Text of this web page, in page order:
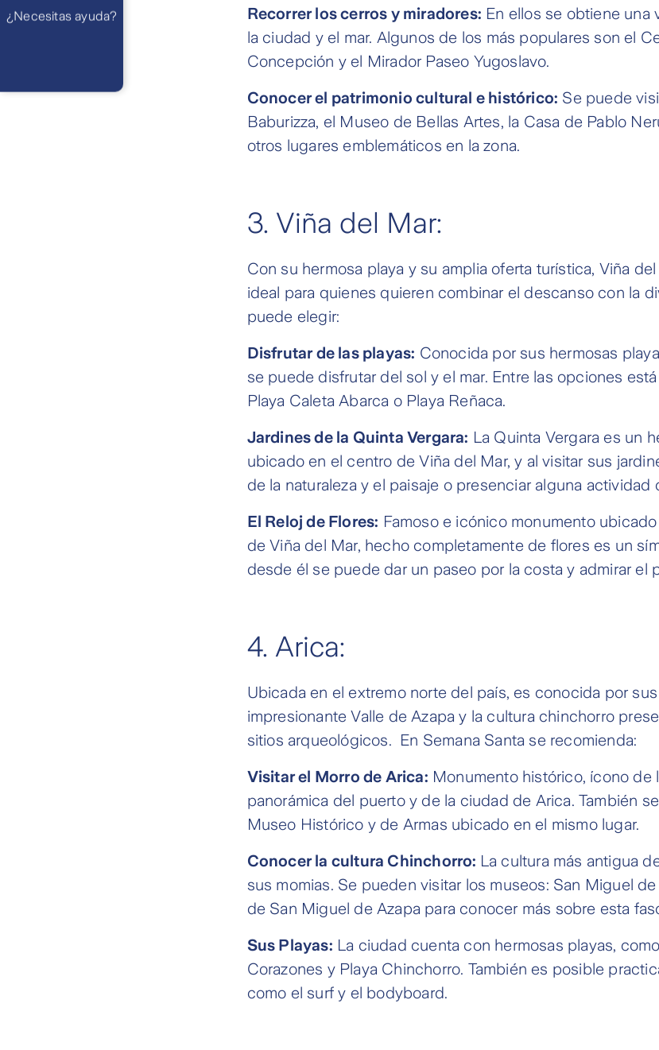
Recorrer los cerros y miradores: En ellos se obtiene una
la ciudad y el mar. Algunos de los más populares son el
Concepción y el Mirador Paseo Yugoslavo.
Conocer el patrimonio cultural e histórico: Se puede
Baburizza, el Museo de Bellas Artes, la Casa de Pablo
otros lugares emblemáticos en la zona.
3. Viña del Mar:
Con su hermosa playa y su amplia oferta turística, Viña
ideal para quienes quieren combinar el descanso con la
puede elegir:
Disfrutar de las playas: Conocida por sus hermosas
se puede disfrutar del sol y el mar. Entre las opciones
Playa Caleta Abarca o Playa Reñaca.
Jardines de la Quinta Vergara: La Quinta Vergara es un
ubicado en el centro de Viña del Mar, y al visitar sus
de la naturaleza y el paisaje o presenciar alguna actividad
El Reloj de Flores: Famoso e icónico monumento
de Viña del Mar, hecho completamente de flores es un
desde él se puede dar un paseo por la costa y admirar el
4. Arica:
Ubicada en el extremo norte del país, es conocida por
impresionante Valle de Azapa y la cultura chinchorro
sitios arqueológicos. En Semana Santa se recomienda:
Visitar el Morro de Arica: Monumento histórico, ícono de
panorámica del puerto y de la ciudad de Arica. También
Museo Histórico y de Armas ubicado en el mismo lugar.
Conocer la cultura Chinchorro: La cultura más antigua
sus momias. Se pueden visitar los museos: San Miguel
de San Miguel de Azapa para conocer más sobre esta
Sus Playas: La ciudad cuenta con hermosas playas,
Corazones y Playa Chinchorro. También es posible
como el surf y el bodyboard.
¿Necesitas ayuda?
Atención 24